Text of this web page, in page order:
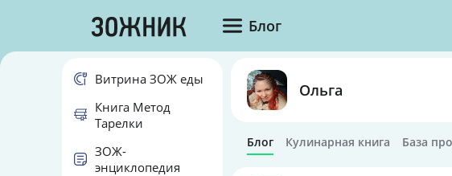
Блог
Ольга
Блог Кулинарная книга База
Витрина ЗОЖ еды
Книга Метод
Тарелки
ЗОЖ-
энциклопедия